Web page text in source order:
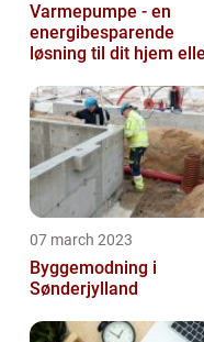
Varmepumpe - en
energibesparende
løsning til dit hjem
07 march 2023
Byggemodning i
Sønderjylland